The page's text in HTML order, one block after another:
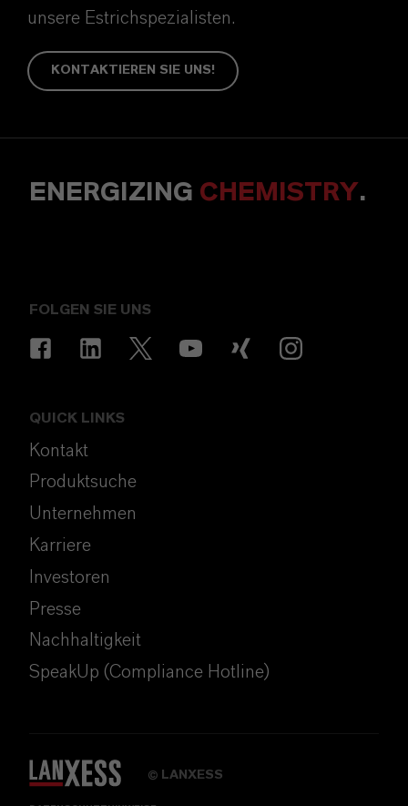
unsere Estrichspezialisten.
KONTAKTIEREN SIE UNS!
ENERGIZING CHEMISTRY.
FOLGEN SIE UNS
QUICK LINKS
Kontakt
Produktsuche
Unternehmen
Karriere
Investoren
Presse
Nachhaltigkeit
SpeakUp (Compliance Hotline)
© LANXESS